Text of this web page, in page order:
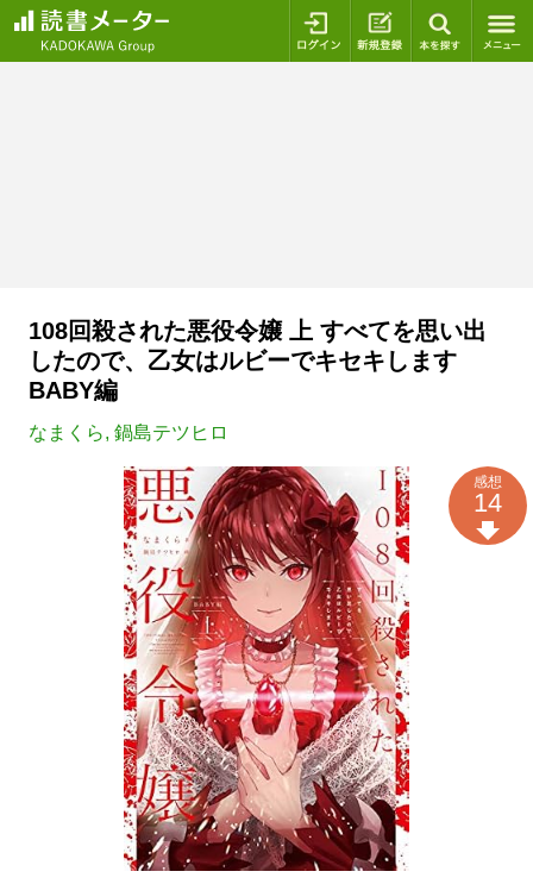
ログイン 新規登録
108回殺された悪役令嬢 上 すべてを思い出
したので、乙女はルビーでキセキします
BABY編
なまくら, 鍋島テツヒロ
感想
14